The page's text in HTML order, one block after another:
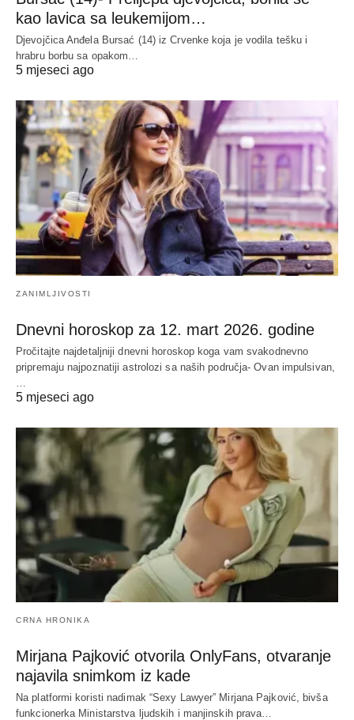
kao lavica sa leukemijom…
Djevojčica Anđela Bursać (14) iz Crvenke koja je vodila tešku i
hrabru borbu sa opakom…
5 mjeseci ago
ZANIMLJIVOSTI
Dnevni horoskop za 12. mart 2026. godine
Pročitajte najdetaljniji dnevni horoskop koga vam svakodnevno
pripremaju najpoznatiji astrolozi sa naših područja- Ovan impulsivan,
5 mjeseci ago
CRNA HRONIKA
Mirjana Pajković otvorila OnlyFans, otvaranje
najavila snimkom iz kade
Na platformi koristi nadimak “Sexy Lawyer” Mirjana Pajković, bivša
funkcionerka Ministarstva ljudskih i manjinskih prava…